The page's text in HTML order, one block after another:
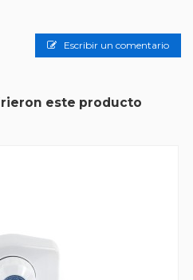
Escribir un comentario
este producto